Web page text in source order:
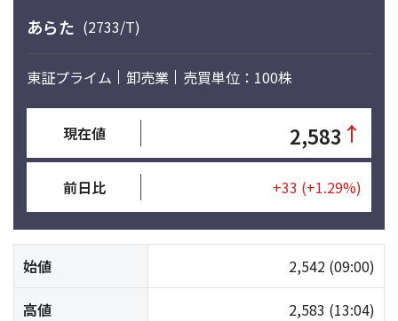
あらた (2733/T)
東証プライム 卸売業 売買単位：100株
現在値 2,583 ↑
前日比 +33 (+1.29%)
始値 2,542 (09:00)
高値 2,583 (13:04)